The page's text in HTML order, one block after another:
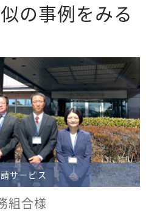
の事例をみる
サービス
組合様